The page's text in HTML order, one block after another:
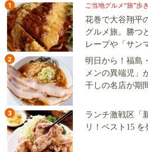
1 ご当地グルメ“旅”歩き
花巻で大谷翔平
グルメ旅。勝つ
レープや「サン
2
明日から！福島
メンの異端児」
干しの名店が期
3
ランチ激戦区「
リ！ベスト15 を